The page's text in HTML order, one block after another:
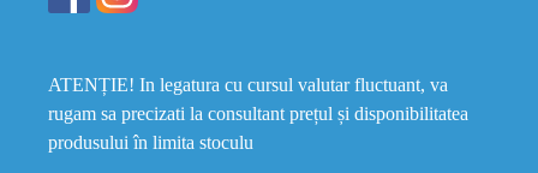
ATENȚIE! In legatura cu cursul valutar fluctuant, va
rugam sa precizati la consultant prețul și disponibilitatea
produsului în limita stoculu